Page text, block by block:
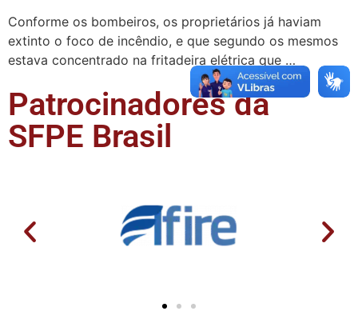
Conforme os bombeiros, os proprietários já haviam
extinto o foco de incêndio, e que segundo os mesmos
estava concentrado na fritadeira elétrica que …
Patrocinadores da
SFPE Brasil